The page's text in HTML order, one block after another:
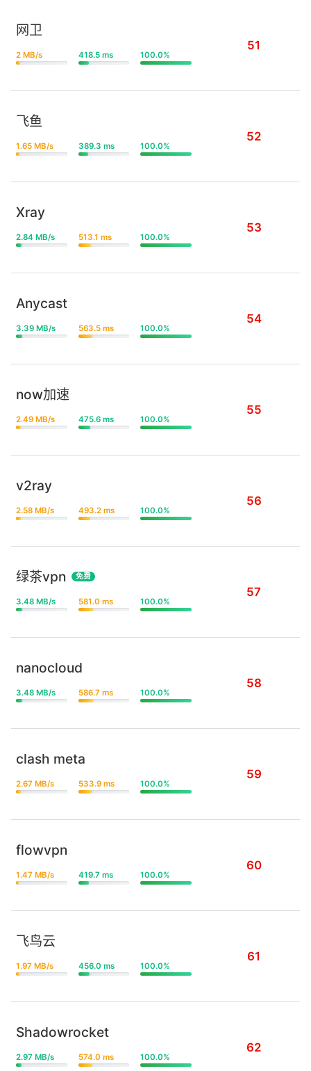
网卫
2 MB/s 418.5 ms 100.0%
51
飞鱼
1.65 MB/s 389.3 ms 100.0%
52
Xray
2.84 MB/s 513.1 ms 100.0%
53
Anycast
3.39 MB/s 563.5 ms 100.0%
54
now加速
2.49 MB/s 475.6 ms 100.0%
55
v2ray
2.58 MB/s 493.2 ms 100.0%
56
绿茶vpn 免费
3.48 MB/s 581.0 ms 100.0%
57
nanocloud
3.48 MB/s 586.7 ms 100.0%
58
clash meta
2.67 MB/s 533.9 ms 100.0%
59
flowvpn
1.47 MB/s 419.7 ms 100.0%
60
飞鸟云
1.97 MB/s 456.0 ms 100.0%
61
Shadowrocket
2.97 MB/s 574.0 ms 100.0%
62